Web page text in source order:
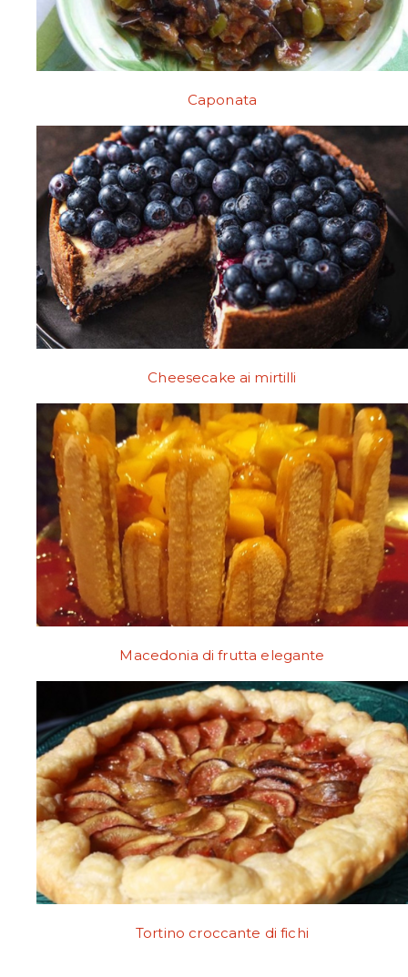
Caponata
Cheesecake ai mirtilli
Macedonia di frutta elegante
Tortino croccante di fichi